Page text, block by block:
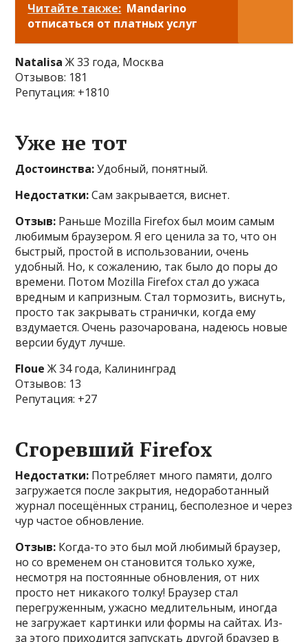
Читайте также: Mandarino
отписаться от платных услуг
NatalisaЖ 33 года, Москва
Отзывов: 181
Репутация: +1810
Уже не тот
Достоинства:Удобный, понятный.
Недостатки:Сам закрывается, виснет.
Отзыв: Раньше Mozilla Firefox был моим самым
любимым браузером. Я его ценила за то, что он
быстрый, простой в использовании, очень
удобный. Но, к сожалению, так было до поры до
времени. Потом Mozilla Firefox стал до ужаса
вредным и капризным. Стал тормозить, виснуть,
просто так закрывать странички, когда ему
вздумается. Очень разочарована, надеюсь новые
версии будут лучше.
FloueЖ 34 года, Калининград
Отзывов: 13
Репутация: +27
Сгоревший Firefox
Недостатки: Потребляет много памяти, долго
загружается после закрытия, недоработанный
журнал посещённых страниц, бесполезное и через
чур частое обновление.
Отзыв: Когда-то это был мой любимый браузер,
но со временем он становится только хуже,
несмотря на постоянные обновления, от них
просто нет никакого толку! Браузер стал
перегруженным, ужасно медлительным, иногда
не загружает картинки или формы на сайтах. Из-
за этого приходится запускать другой браузер в